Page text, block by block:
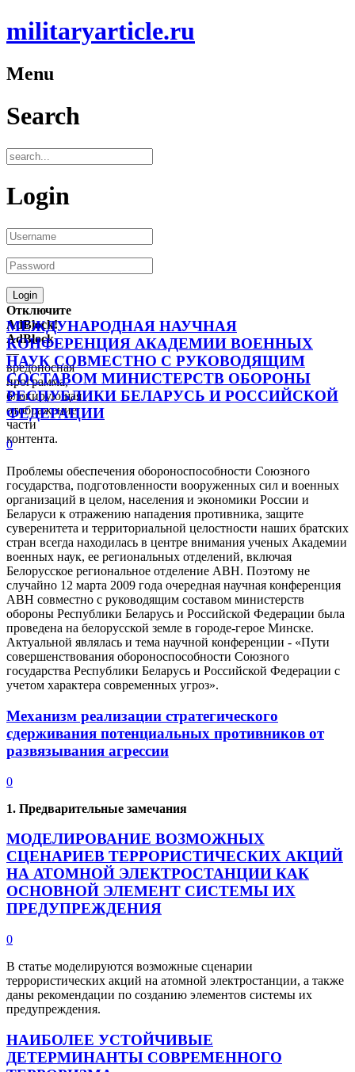
militaryarticle.ru
Menu
Search
Login
Отключите
AdBlock!
AdBlock
—
вредоносная
программа,
блокирующая
отображение
части
контента.
МЕЖДУНАРОДНАЯ НАУЧНАЯ
КОНФЕРЕНЦИЯ АКАДЕМИИ ВОЕННЫХ
НАУК СОВМЕСТНО С РУКОВОДЯЩИМ
СОСТАВОМ МИНИСТЕРСТВ ОБОРОНЫ
РЕСПУБЛИКИ БЕЛАРУСЬ И РОССИЙСКОЙ
ФЕДЕРАЦИИ
0
Проблемы обеспечения обороноспособности Союзного
государства, подготовленности вооруженных сил и военных
организаций в целом, населения и экономики России и
Беларуси к отражению нападения противника, защите
суверенитета и территориальной целостности наших братских
стран всегда находилась в центре внимания ученых Академии
военных наук, ее региональных отделений, включая
Белорусское региональное отделение АВН. Поэтому не
случайно 12 марта 2009 года очередная научная конференция
АВН совместно с руководящим составом министерств
обороны Республики Беларусь и Российской Федерации была
проведена на белорусской земле в городе-герое Минске.
Актуальной являлась и тема научной конференции - «Пути
совершенствования обороноспособности Союзного
государства Республики Беларусь и Российской Федерации с
учетом характера современных угроз».
Механизм реализации стратегического
сдерживания потенциальных противников от
развязывания агрессии
0
1. Предварительные замечания
МОДЕЛИРОВАНИЕ ВОЗМОЖНЫХ
СЦЕНАРИЕВ ТЕРРОРИСТИЧЕСКИХ АКЦИЙ
НА АТОМНОЙ ЭЛЕКТРОСТАНЦИИ КАК
ОСНОВНОЙ ЭЛЕМЕНТ СИСТЕМЫ ИХ
ПРЕДУПРЕЖДЕНИЯ
0
В статье моделируются возможные сценарии
террористических акций на атомной электростанции, а также
даны рекомендации по созданию элементов системы их
предупреждения.
НАИБОЛЕЕ УСТОЙЧИВЫЕ
ДЕТЕРМИНАНТЫ СОВРЕМЕННОГО